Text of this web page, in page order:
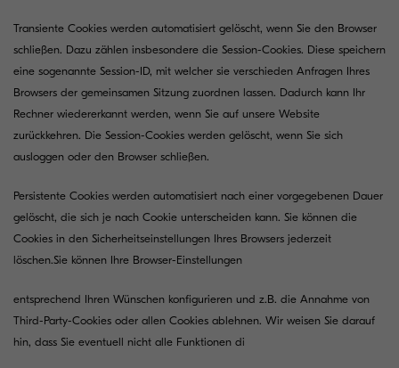
Transiente Cookies werden automatisiert gelöscht, wenn Sie den Browser
schließen. Dazu zählen insbesondere die Session-Cookies. Diese speichern
eine sogenannte Session-ID, mit welcher sie verschieden Anfragen Ihres
Browsers der gemeinsamen Sitzung zuordnen lassen. Dadurch kann Ihr
Rechner wiedererkannt werden, wenn Sie auf unsere Website
zurückkehren. Die Session-Cookies werden gelöscht, wenn Sie sich
ausloggen oder den Browser schließen.
Persistente Cookies werden automatisiert nach einer vorgegebenen Dauer
gelöscht, die sich je nach Cookie unterscheiden kann. Sie können die
Cookies in den Sicherheitseinstellungen Ihres Browsers jederzeit
löschen.Sie können Ihre Browser-Einstellungen
entsprechend Ihren Wünschen konfigurieren und z.B. die Annahme von
Third-Party-Cookies oder allen Cookies ablehnen. Wir weisen Sie darauf
hin, dass Sie eventuell nicht alle Funktionen di